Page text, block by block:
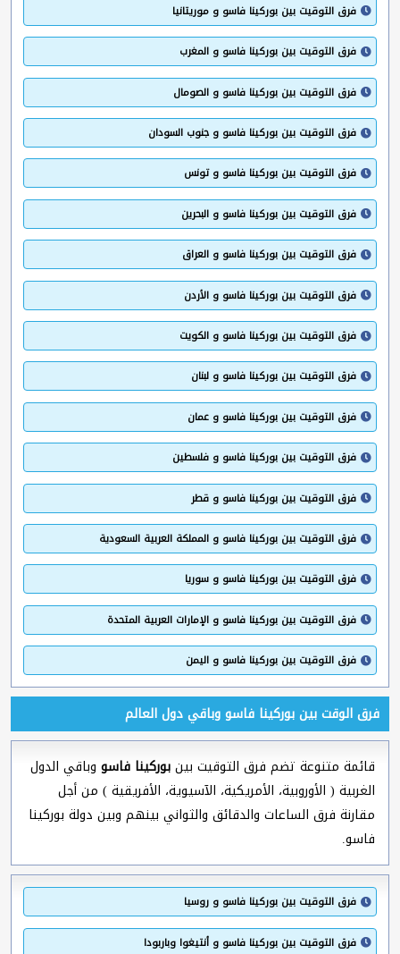
فرق التوقيت بين بوركينا فاسو و موريتانيا
فرق التوقيت بين بوركينا فاسو و المغرب
فرق التوقيت بين بوركينا فاسو و الصومال
فرق التوقيت بين بوركينا فاسو و جنوب السودان
فرق التوقيت بين بوركينا فاسو و تونس
فرق التوقيت بين بوركينا فاسو و البحرين
فرق التوقيت بين بوركينا فاسو و العراق
فرق التوقيت بين بوركينا فاسو و الأردن
فرق التوقيت بين بوركينا فاسو و الكويت
فرق التوقيت بين بوركينا فاسو و لبنان
فرق التوقيت بين بوركينا فاسو و عمان
فرق التوقيت بين بوركينا فاسو و فلسطين
فرق التوقيت بين بوركينا فاسو و قطر
فرق التوقيت بين بوركينا فاسو و المملكة العربية السعودية
فرق التوقيت بين بوركينا فاسو و سوريا
فرق التوقيت بين بوركينا فاسو و الإمارات العربية المتحدة
فرق التوقيت بين بوركينا فاسو و اليمن
فرق الوقت بين بوركينا فاسو وباقي دول العالم
قائمة متنوعة تضم فرق التوقيت بينبوركينا فاسو وباقي الدول
الغربية ( الأوروبية، الأمريكية، الآسيوية، الأفريقية ) من أجل
مقارنة فرق الساعات والدقائق والثواني بينهم وبين دولة بوركينا
فاسو.
فرق التوقيت بين بوركينا فاسو و روسيا
فرق التوقيت بين بوركينا فاسو و أنتيغوا وباربودا